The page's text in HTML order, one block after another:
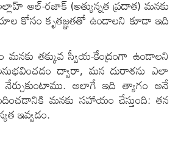
అల్-రజాక్ (అత్యున్నత ప్రదాత) మనకు
కోసం కృతజ్ఞతతో ఉండాలని కూడా ఇది
తక్కువ స్వీయ-కేంద్రంగా ఉండాలని
ద్వారా, మన దురాశను ఎలా
అలాగే ఇది త్యాగం అనే
మనకు సహాయం చేస్తుంది: తన
ఇవ్వడం.